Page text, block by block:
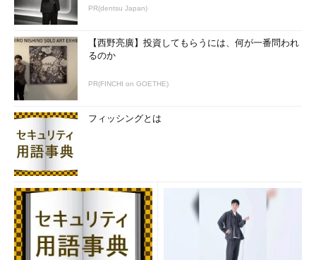
PR(dentsu Japan)
【西野亮廣】投資してもらうには、何が一番問われ
るのか
PR(FINCHI on GOETHE)
フィッシングとは